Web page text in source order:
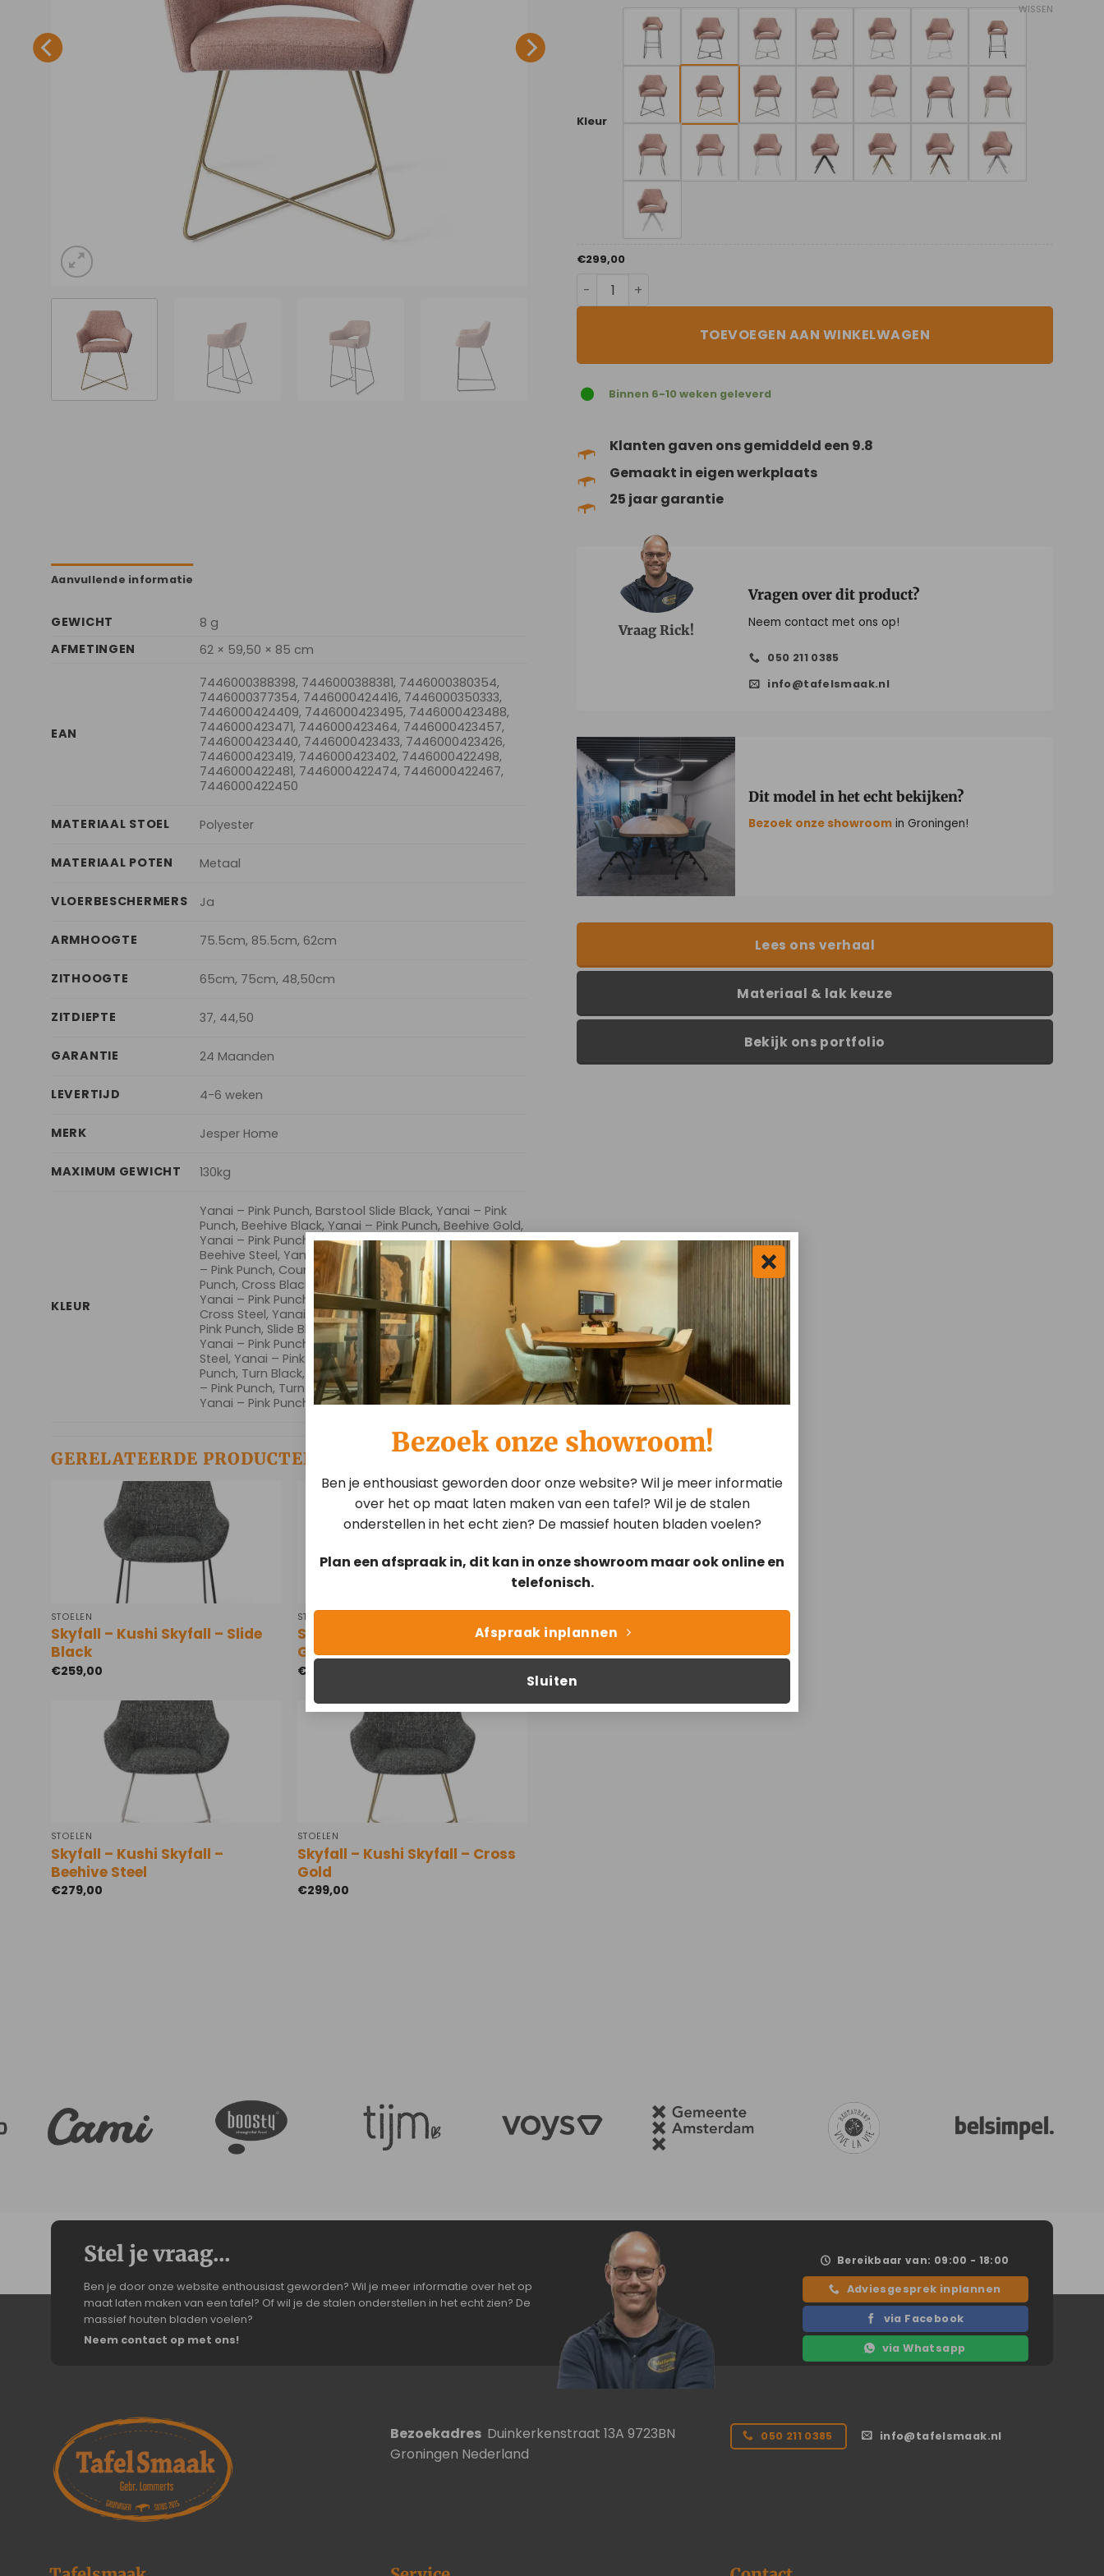
Bezoek onze showroom!
Ben je enthousiast geworden door onze website? Wil je meer informatie
over het op maat laten maken van een tafel? Wil je de stalen
onderstellen in het echt zien? De massief houten bladen voelen?
Plan een afspraak in, dit kan in onze showroom maar ook online en
telefonisch.
Afspraak inplannen
Sluiten
Kleur
WISSEN
€299,00
Pink Punch aantal
TOEVOEGEN AAN WINKELWAGEN
Binnen 6-10 weken geleverd
Klanten gaven ons gemiddeld een 9.8
Gemaakt in eigen werkplaats
25 jaar garantie
Aanvullende informatie
GEWICHT
8 g
AFMETINGEN
62 × 59,50 × 85 cm
EAN
7446000388398, 7446000388381, 7446000380354,
7446000377354, 7446000424416, 7446000350333,
7446000424409, 7446000423495, 7446000423488,
7446000423471, 7446000423464, 7446000423457,
7446000423440, 7446000423433, 7446000423426,
7446000423419, 7446000423402, 7446000422498,
7446000422481, 7446000422474, 7446000422467,
7446000422450
MATERIAAL STOEL Polyester
MATERIAAL POTEN Metaal
VLOERBESCHERMERS Ja
ARMHOOGTE 75.5cm, 85.5cm, 62cm
ZITHOOGTE 65cm, 75cm, 48,50cm
ZITDIEPTE 37, 44,50
GARANTIE 24 Maanden
LEVERTIJD 4-6 weken
MERK Jesper Home
MAXIMUM GEWICHT 130kg
KLEUR
Yanai – Pink Punch, Barstool Slide Black, Yanai – Pink
Punch, Beehive Black, Yanai – Pink Punch, Beehive Gold,
Yanai – Pink Punch, Beehive Rose, Yanai – Pink Punch,
Beehive Steel, Yanai – Pink Punch, Beehive White, Yanai
– Pink Punch, Counter Stool Slide Black, Yanai – Pink
Punch, Cross Black, Yanai – Pink Punch, Cross Gold,
Yanai – Pink Punch, Cross Rose, Yanai – Pink Punch,
Cross Steel, Yanai – Pink Punch, Cross White, Yanai –
Pink Punch, Slide Black, Yanai – Pink Punch, Slide Gold,
Yanai – Pink Punch, Slide Rose, Yanai – Pink Punch, Slide
Steel, Yanai – Pink Punch, Slide White, Yanai – Pink
Punch, Turn Black, Yanai – Pink Punch, Turn Gold, Yanai
– Pink Punch, Turn Rose, Yanai – Pink Punch, Turn Steel,
Yanai – Pink Punch, Turn White
GERELATEERDE PRODUCTEN
STOELEN
Skyfall – Kushi Skyfall – Slide
Black
€259,00
STOELEN
Skyfall – Kushi Skyfall – Turn
Gold
€
STOELEN
Skyfall – Kushi Skyfall –
Beehive Steel
€279,00
STOELEN
Skyfall – Kushi Skyfall – Cross
Gold
€299,00
Vraag Rick!
Vragen over dit product?
Neem contact met ons op!
050 211 0385
info@tafelsmaak.nl
Dit model in het echt bekijken?
Bezoek onze showroom in Groningen!
Lees ons verhaal
Materiaal & lak keuze
Bekijk ons portfolio
Stel je vraag...
Ben je door onze website enthousiast geworden? Wil je meer informatie over het op
maat laten maken van een tafel? Of wil je de stalen onderstellen in het echt zien? De
massief houten bladen voelen?
Neem contact op met ons!
Bereikbaar van: 09:00 - 18:00
Adviesgesprek inplannen
via Facebook
via Whatsapp
Bezoekadres Duinkerkenstraat 13A 9723BN
Groningen Nederland
050 211 0385 info@tafelsmaak.nl